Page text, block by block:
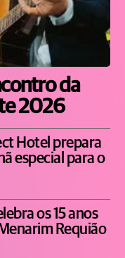
da
2026
Hotel prepara
especial para o
os 15 anos
Requião